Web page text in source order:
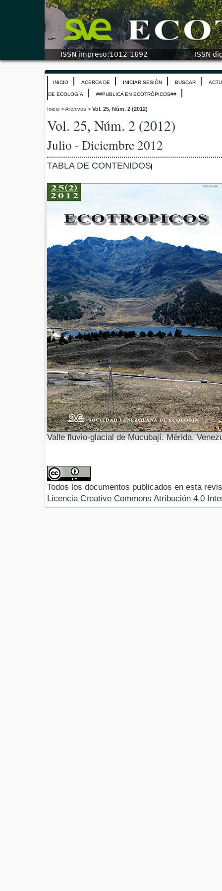
INICIO ACERCA DE INICIAR SESIÓN BUSCAR
DE ECOLOGÍA ##PUBLICA EN ECOTRÓPICOS##
Inicio >Archivos > Vol. 25, Núm. 2 (2012)
Vol. 25, Núm. 2 (2012)
Julio - Diciembre 2012
TABLA DE CONTENIDOS
Valle fluvio-glacial de Mucubají. Mérida,
Todos los documentos publicados en esta
Licencia Creative Commons Atribución 4.0